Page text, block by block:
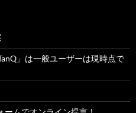
」は一般ユーザーは現時点で